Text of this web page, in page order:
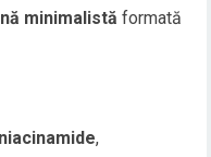
minimalistă formată
,